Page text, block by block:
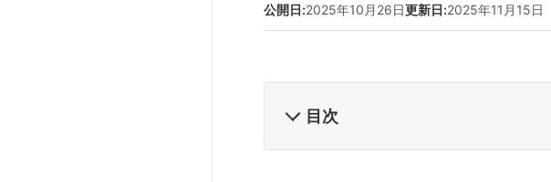
公開日:2025年10月26日更新日:2025年11月15日
目次